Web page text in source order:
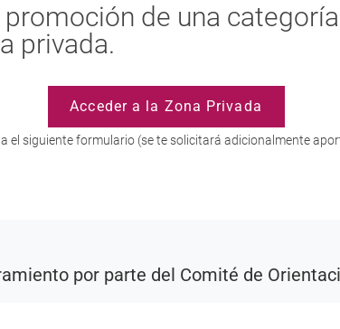
promoción de una
privada.
Acceder a la Zona Privada
el siguiente formulario (se te solicitará adicionalmente
por parte del Comité de